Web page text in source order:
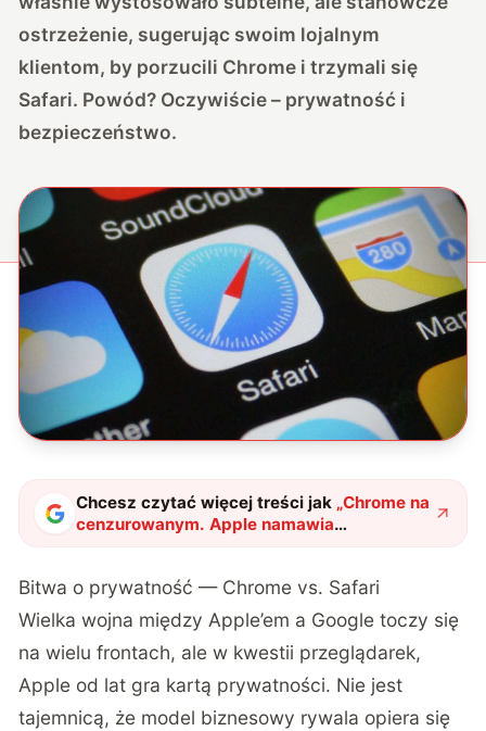
ostrzeżenie, sugerując swoim lojalnym
klientom, by porzucili Chrome i trzymali się
Safari. Powód? Oczywiście – prywatność i
bezpieczeństwo.
Chcesz czytać więcej treści jak „Chrome na
cenzurowanym. Apple namawia
użytkowników iPhone’ów do powrotu do
Bitwa o prywatność — Chrome vs. Safari
Wielka wojna między Apple’em a Google toczy się
na wielu frontach, ale w kwestii przeglądarek,
Apple od lat gra kartą prywatności. Nie jest
tajemnicą, że model biznesowy rywala opiera się